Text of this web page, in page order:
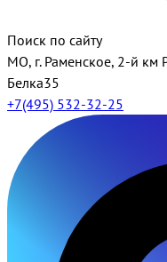
Поиск по сайту
МО, г. Раменское, 2-й км
Белка35
+7(495) 532-32-25